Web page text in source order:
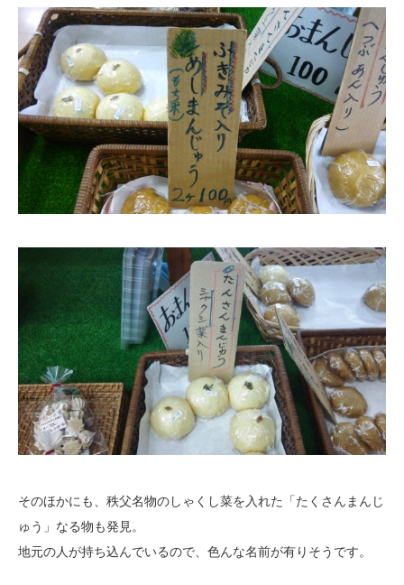
そのほかにも、秩父名物のしゃくし菜を入れた「たくさんまんじ
ゅう」なる物も発見。
地元の人が持ち込んでいるので、色んな名前が有りそうです。